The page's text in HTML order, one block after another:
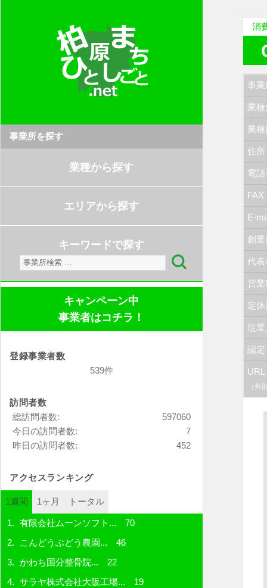
事業所を探す
業種から探す
エリアから探す
キーワードで探す
検
索:
キャンペーン中
事業者はコチラ！
登録事業者数
539件
訪問者数
597060
総訪問者数:
7
今日の訪問者数:
452
昨日の訪問者数:
アクセスランキング
1週間 1ヶ月 トータル
有限会社ムーンソフト... 70
こんどうぶどう農園... 46
かわち国分整骨院... 22
サラヤ株式会社大阪工場... 19
消
事業
業
業
住所
電
FAX
E-
創業
代
営業
定休
従業
認
URL
（外